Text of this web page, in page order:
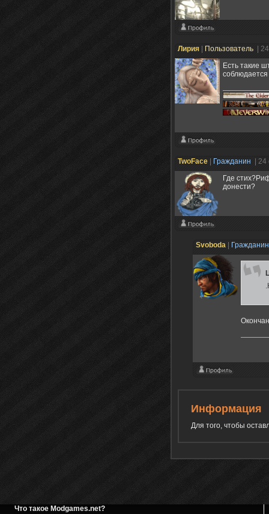
Лирия Пользователь
|
Есть такие
TwoFace Гражданин
|
Где
донести?
Svoboda
Информация
Для того, чтобы
Что такое Modgames.net?